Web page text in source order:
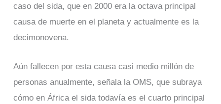
caso del sida, que en 2000 era la octava principal
causa de muerte en el planeta y actualmente es la
decimonovena.
Aún fallecen por esta causa casi medio millón de
personas anualmente, señala la OMS, que subraya
cómo en África el sida todavía es el cuarto principal